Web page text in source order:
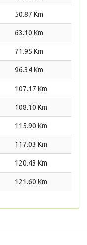
50.87 Km
63.10 Km
71.95 Km
96.34 Km
107.17 Km
108.10 Km
115.90 Km
117.03 Km
120.43 Km
121.60 Km